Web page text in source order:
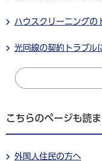
ハウスクリーニングの
光回線の契約トラブル
こちらのページも読
外国人住民の方へ